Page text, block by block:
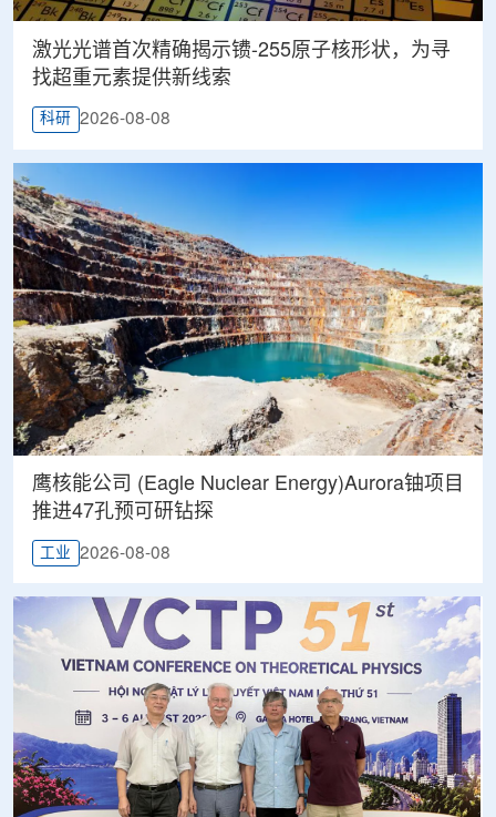
激光光谱首次精确揭示镄-255原子核形状，为寻
找超重元素提供新线索
科研 2026-08-08
鹰核能公司 (Eagle Nuclear Energy)Aurora铀项目
推进47孔预可研钻探
工业 2026-08-08